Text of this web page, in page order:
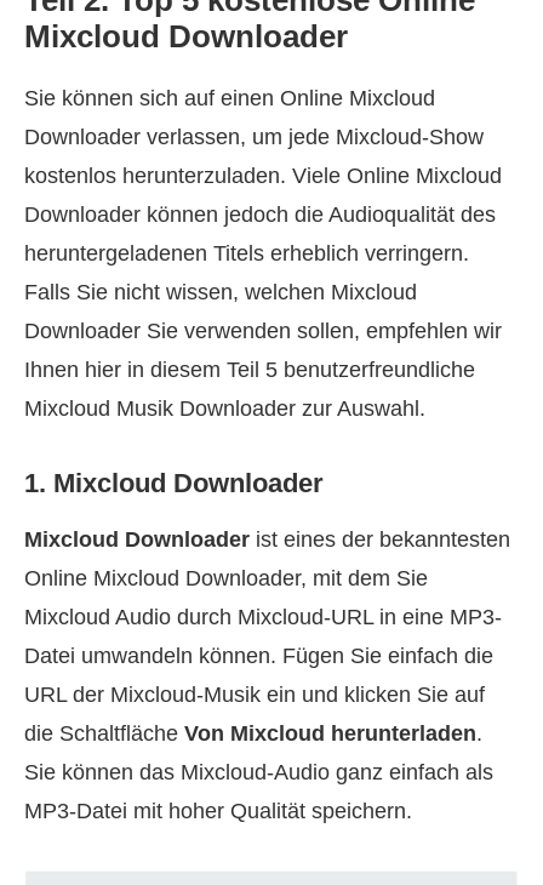
Mixcloud Downloader
Sie können sich auf einen Online Mixcloud
Downloader verlassen, um jede Mixcloud-Show
kostenlos herunterzuladen. Viele Online Mixcloud
Downloader können jedoch die Audioqualität des
heruntergeladenen Titels erheblich verringern.
Falls Sie nicht wissen, welchen Mixcloud
Downloader Sie verwenden sollen, empfehlen wir
Ihnen hier in diesem Teil 5 benutzerfreundliche
Mixcloud Musik Downloader zur Auswahl.
1. Mixcloud Downloader
Mixcloud Downloader ist eines der bekanntesten
Online Mixcloud Downloader, mit dem Sie
Mixcloud Audio durch Mixcloud-URL in eine MP3-
Datei umwandeln können. Fügen Sie einfach die
URL der Mixcloud-Musik ein und klicken Sie auf
die Schaltfläche Von Mixcloud herunterladen.
Sie können das Mixcloud-Audio ganz einfach als
MP3-Datei mit hoher Qualität speichern.